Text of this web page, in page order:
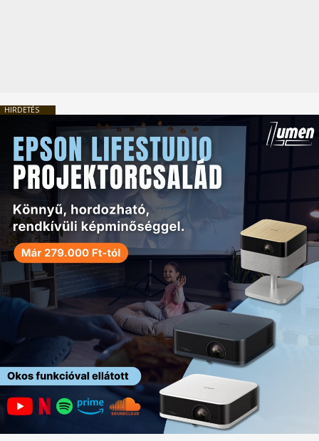
HIRDETÉS